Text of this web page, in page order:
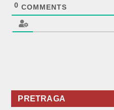
0 COMMENTS
PRETRAGA